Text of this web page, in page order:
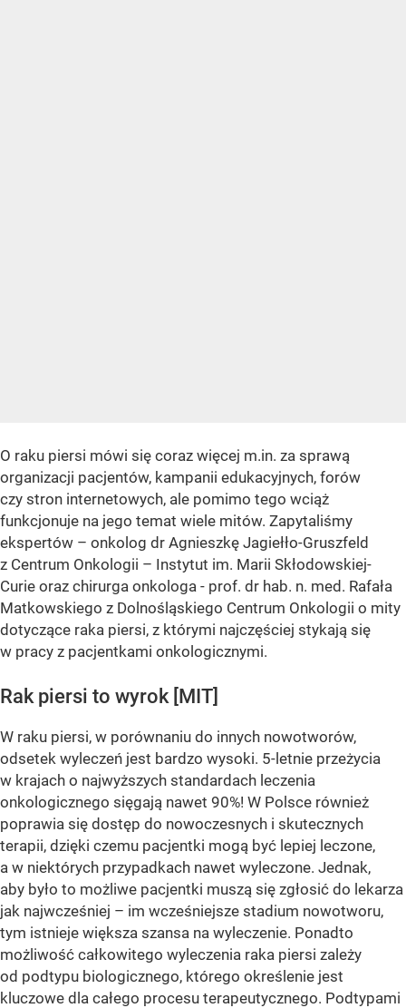
O raku piersi mówi się coraz więcej m.in. za sprawą
organizacji pacjentów, kampanii edukacyjnych, forów
czy stron internetowych, ale pomimo tego wciąż
funkcjonuje na jego temat wiele mitów. Zapytaliśmy
ekspertów – onkolog dr Agnieszkę Jagiełło-Gruszfeld
z Centrum Onkologii – Instytut im. Marii Skłodowskiej-
Curie oraz chirurga onkologa - prof. dr hab. n. med. Rafała
Matkowskiego z Dolnośląskiego Centrum Onkologii o mity
dotyczące raka piersi, z którymi najczęściej stykają się
w pracy z pacjentkami onkologicznymi.
Rak piersi to wyrok [MIT]
W raku piersi, w porównaniu do innych nowotworów,
odsetek wyleczeń jest bardzo wysoki. 5-letnie przeżycia
w krajach o najwyższych standardach leczenia
onkologicznego sięgają nawet 90%! W Polsce również
poprawia się dostęp do nowoczesnych i skutecznych
terapii, dzięki czemu pacjentki mogą być lepiej leczone,
a w niektórych przypadkach nawet wyleczone. Jednak,
aby było to możliwe pacjentki muszą się zgłosić do lekarza
jak najwcześniej – im wcześniejsze stadium nowotworu,
tym istnieje większa szansa na wyleczenie. Ponadto
możliwość całkowitego wyleczenia raka piersi zależy
od podtypu biologicznego, którego określenie jest
kluczowe dla całego procesu terapeutycznego. Podtypami